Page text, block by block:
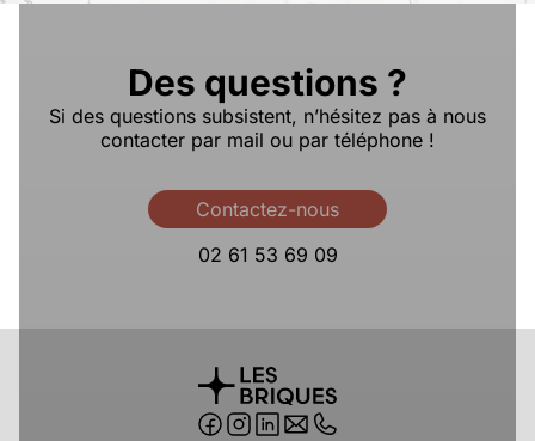
Des questions ?
Si des questions subsistent, n’hésitez pas à nous
contacter par mail ou par téléphone !
Contactez-nous
02 61 53 69 09